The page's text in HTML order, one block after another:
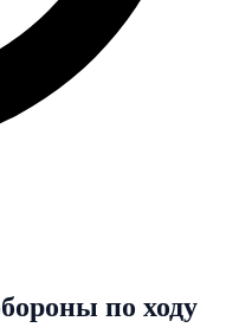
по ходу